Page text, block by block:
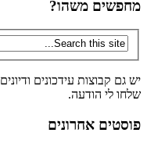
מחפשים משהו?
יש גם קבוצות עידכונים
שלחו לי הודעה.
פוסטים אחרונים